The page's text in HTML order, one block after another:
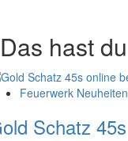
Das hast
Feuerwerk Neuheiten
Schatz